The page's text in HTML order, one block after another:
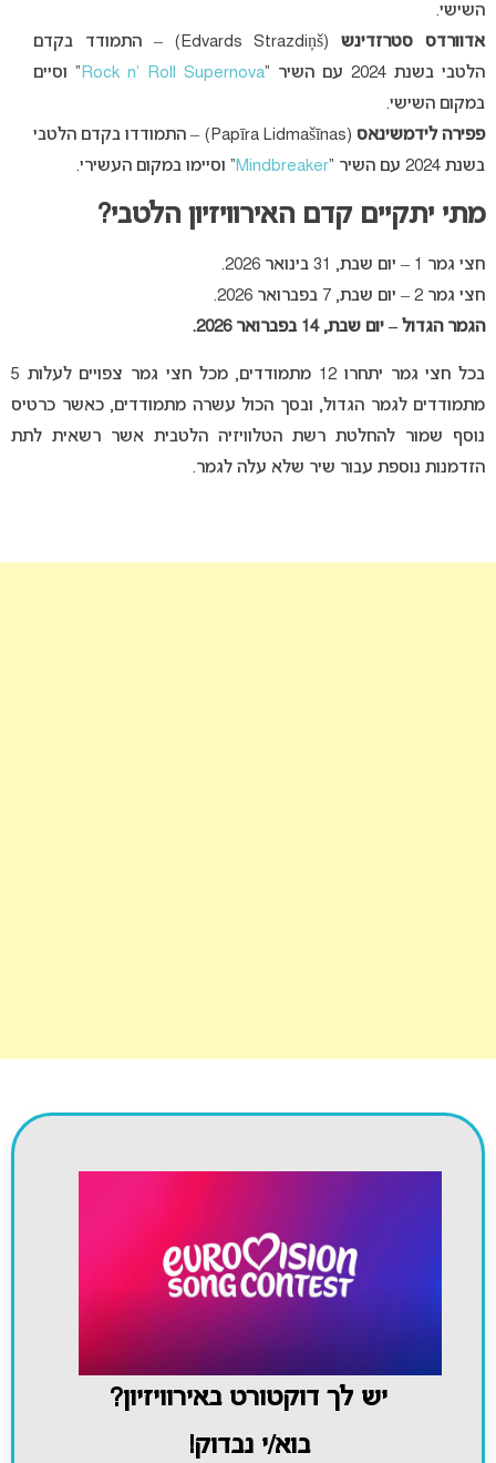
השישי.
אדוורדס סטרזדינש
(Edvards Strazdiņš) – התמודד בקדם
הלטבי בשנת 2024 עם השיר “
Rock n’ Roll Supernova ” וסיים
במקום השישי.
פפירה לידמשינאס (
Papīra Lidmašīnas) – התמודדו בקדם הלטבי
בשנת 2024 עם השיר “
Mindbreaker” וסיימו במקום העשירי.
מתי יתקיים קדם האירוויזיון הלטבי?
חצי גמר 1 – יום שבת, 31 בינואר 2026.
חצי גמר 2 – יום שבת, 7 בפברואר 2026.
הגמר הגדול – יום שבת, 14 בפברואר 2026.
בכל חצי גמר יתחרו 12 מתמודדים, מכל חצי גמר צפויים לעלות 5
מתמודדים לגמר הגדול, ובסך הכול עשרה מתמודדים, כאשר כרטיס
נוסף שמור להחלטת רשת הטלוויזיה הלטבית אשר רשאית לתת
הזדמנות נוספת עבור שיר שלא עלה לגמר.
יש לך דוקטורט באירוויזיון?
בוא/י נבדוק!